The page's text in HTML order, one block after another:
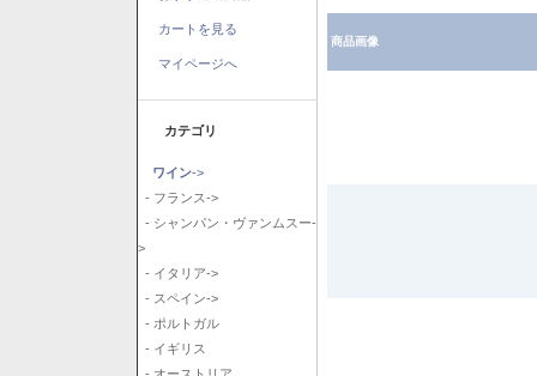
カートを見る
マイページへ
カテゴリ
ワイン->
- フランス->
- シャンパン・ヴァンムスー-
>
- イタリア->
- スペイン->
- ポルトガル
- イギリス
商品画像